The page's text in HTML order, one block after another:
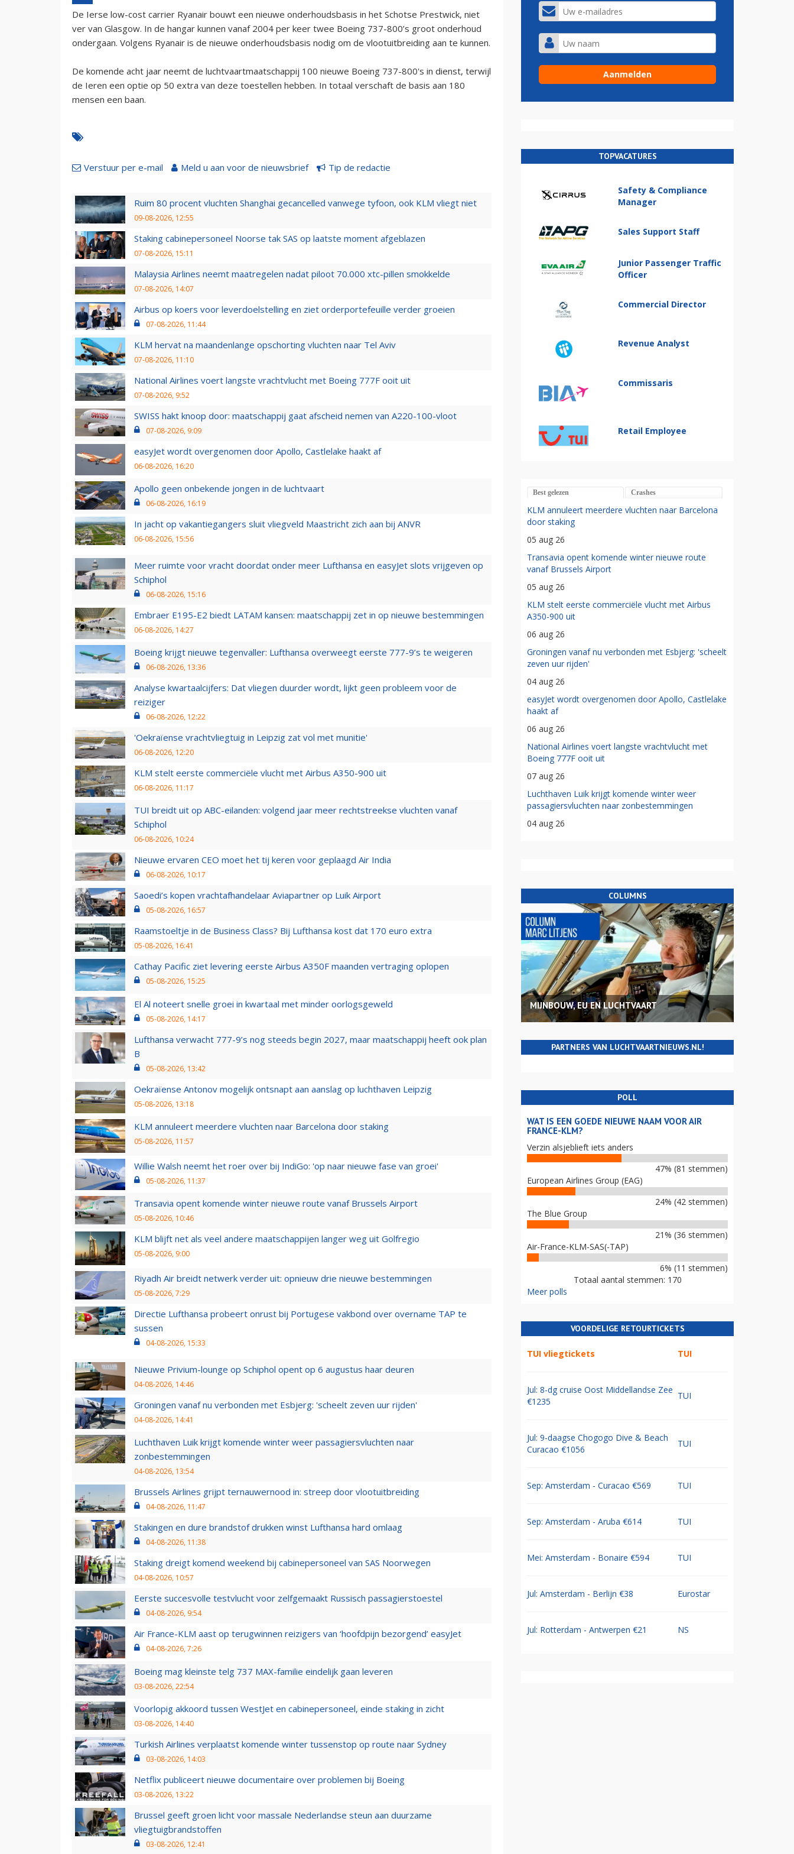
De Ierse low-cost carrier Ryanair bouwt een nieuwe onderhoudsbasis in het Schotse Prestwick, niet
ver van Glasgow. In de hangar kunnen vanaf 2004 per keer twee Boeing 737-800’s groot onderhoud
ondergaan. Volgens Ryanair is de nieuwe onderhoudsbasis nodig om de vlootuitbreiding aan te kunnen.
De komende acht jaar neemt de luchtvaartmaatschappij 100 nieuwe Boeing 737-800's in dienst, terwijl
de Ieren een optie op 50 extra van deze toestellen hebben. In totaal verschaft de basis aan 180
mensen een baan.
Verstuur per e-mail Meld u aan voor de nieuwsbrief Tip de redactie
Ruim 80 procent vluchten Shanghai gecancelled vanwege tyfoon, ook KLM vliegt niet
09-08-2026, 12:55
Staking cabinepersoneel Noorse tak SAS op laatste moment afgeblazen
07-08-2026, 15:11
Malaysia Airlines neemt maatregelen nadat piloot 70.000 xtc-pillen smokkelde
07-08-2026, 14:07
Airbus op koers voor leverdoelstelling en ziet orderportefeuille verder groeien
07-08-2026, 11:44
KLM hervat na maandenlange opschorting vluchten naar Tel Aviv
07-08-2026, 11:10
National Airlines voert langste vrachtvlucht met Boeing 777F ooit uit
07-08-2026, 9:52
SWISS hakt knoop door: maatschappij gaat afscheid nemen van A220-100-vloot
07-08-2026, 9:09
easyJet wordt overgenomen door Apollo, Castlelake haakt af
06-08-2026, 16:20
Apollo geen onbekende jongen in de luchtvaart
06-08-2026, 16:19
In jacht op vakantiegangers sluit vliegveld Maastricht zich aan bij ANVR
06-08-2026, 15:56
Meer ruimte voor vracht doordat onder meer Lufthansa en easyJet slots vrijgeven op
Schiphol
06-08-2026, 15:16
Embraer E195-E2 biedt LATAM kansen: maatschappij zet in op nieuwe bestemmingen
06-08-2026, 14:27
Boeing krijgt nieuwe tegenvaller: Lufthansa overweegt eerste 777-9’s te weigeren
06-08-2026, 13:36
Analyse kwartaalcijfers: Dat vliegen duurder wordt, lijkt geen probleem voor de
reiziger
06-08-2026, 12:22
'Oekraïense vrachtvliegtuig in Leipzig zat vol met munitie'
06-08-2026, 12:20
KLM stelt eerste commerciële vlucht met Airbus A350-900 uit
06-08-2026, 11:17
TUI breidt uit op ABC-eilanden: volgend jaar meer rechtstreekse vluchten vanaf
Schiphol
06-08-2026, 10:24
Nieuwe ervaren CEO moet het tij keren voor geplaagd Air India
06-08-2026, 10:17
Saoedi’s kopen vrachtafhandelaar Aviapartner op Luik Airport
05-08-2026, 16:57
Raamstoeltje in de Business Class? Bij Lufthansa kost dat 170 euro extra
05-08-2026, 16:41
Cathay Pacific ziet levering eerste Airbus A350F maanden vertraging oplopen
05-08-2026, 15:25
El Al noteert snelle groei in kwartaal met minder oorlogsgeweld
05-08-2026, 14:17
Lufthansa verwacht 777-9’s nog steeds begin 2027, maar maatschappij heeft ook plan
B
05-08-2026, 13:42
Oekraïense Antonov mogelijk ontsnapt aan aanslag op luchthaven Leipzig
05-08-2026, 13:18
KLM annuleert meerdere vluchten naar Barcelona door staking
05-08-2026, 11:57
Willie Walsh neemt het roer over bij IndiGo: 'op naar nieuwe fase van groei'
05-08-2026, 11:37
Transavia opent komende winter nieuwe route vanaf Brussels Airport
05-08-2026, 10:46
KLM blijft net als veel andere maatschappijen langer weg uit Golfregio
05-08-2026, 9:00
Riyadh Air breidt netwerk verder uit: opnieuw drie nieuwe bestemmingen
05-08-2026, 7:29
Directie Lufthansa probeert onrust bij Portugese vakbond over overname TAP te
sussen
04-08-2026, 15:33
Nieuwe Privium-lounge op Schiphol opent op 6 augustus haar deuren
04-08-2026, 14:46
Groningen vanaf nu verbonden met Esbjerg: 'scheelt zeven uur rijden'
04-08-2026, 14:41
Luchthaven Luik krijgt komende winter weer passagiersvluchten naar
zonbestemmingen
04-08-2026, 13:54
Brussels Airlines grijpt ternauwernood in: streep door vlootuitbreiding
04-08-2026, 11:47
Stakingen en dure brandstof drukken winst Lufthansa hard omlaag
04-08-2026, 11:38
Staking dreigt komend weekend bij cabinepersoneel van SAS Noorwegen
04-08-2026, 10:57
Eerste succesvolle testvlucht voor zelfgemaakt Russisch passagierstoestel
04-08-2026, 9:54
Air France-KLM aast op terugwinnen reizigers van ‘hoofdpijn bezorgend’ easyJet
04-08-2026, 7:26
Boeing mag kleinste telg 737 MAX-familie eindelijk gaan leveren
03-08-2026, 22:54
Voorlopig akkoord tussen WestJet en cabinepersoneel, einde staking in zicht
03-08-2026, 14:40
Turkish Airlines verplaatst komende winter tussenstop op route naar Sydney
03-08-2026, 14:03
Netflix publiceert nieuwe documentaire over problemen bij Boeing
03-08-2026, 13:22
Brussel geeft groen licht voor massale Nederlandse steun aan duurzame
vliegtuigbrandstoffen
03-08-2026, 12:41
TOPVACATURES
Safety & Compliance
Manager
Sales Support Staff
Junior Passenger Traffic
Officer
Commercial Director
Revenue Analyst
Commissaris
Retail Employee
Best gelezen Crashes
KLM annuleert meerdere vluchten naar Barcelona
door staking
05 aug 26
Transavia opent komende winter nieuwe route
vanaf Brussels Airport
05 aug 26
KLM stelt eerste commerciële vlucht met Airbus
A350-900 uit
06 aug 26
Groningen vanaf nu verbonden met Esbjerg: 'scheelt
zeven uur rijden'
04 aug 26
easyJet wordt overgenomen door Apollo, Castlelake
haakt af
06 aug 26
National Airlines voert langste vrachtvlucht met
Boeing 777F ooit uit
07 aug 26
Luchthaven Luik krijgt komende winter weer
passagiersvluchten naar zonbestemmingen
04 aug 26
COLUMNS
MIJNBOUW, EU EN LUCHTVAART
PARTNERS VAN LUCHTVAARTNIEUWS.NL!
POLL
WAT IS EEN GOEDE NIEUWE NAAM VOOR AIR
FRANCE-KLM?
Verzin alsjeblieft iets anders
47% (81 stemmen)
European Airlines Group (EAG)
24% (42 stemmen)
The Blue Group
21% (36 stemmen)
Air-France-KLM-SAS(-TAP)
6% (11 stemmen)
Totaal aantal stemmen: 170
Meer polls
VOORDELIGE RETOURTICKETS
TUI vliegtickets TUI
Jul: 8-dg cruise Oost Middellandse Zee
€1235
TUI
Jul: 9-daagse Chogogo Dive & Beach
Curacao €1056
TUI
Sep: Amsterdam - Curacao €569 TUI
Sep: Amsterdam - Aruba €614 TUI
Mei: Amsterdam - Bonaire €594 TUI
Jul: Amsterdam - Berlijn €38 Eurostar
Jul: Rotterdam - Antwerpen €21 NS